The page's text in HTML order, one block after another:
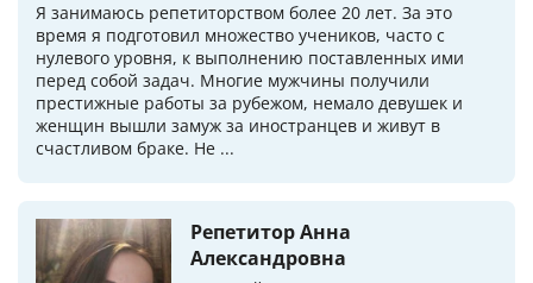
Я занимаюсь репетиторством более 20 лет. За это
время я подготовил множество учеников, часто с
нулевого уровня, к выполнению поставленных ими
перед собой задач. Многие мужчины получили
престижные работы за рубежом, немало девушек и
женщин вышли замуж за иностранцев и живут в
счастливом браке. Не ...
Репетитор Анна
Александровна